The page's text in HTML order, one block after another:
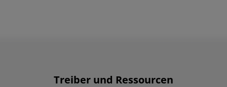
Treiber und Ressourcen